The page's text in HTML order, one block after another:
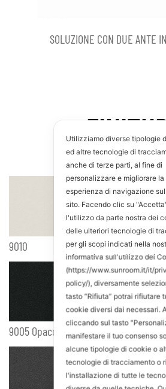
SOLUZIONE CON TRE ANTE
9010
9005 Opaco Grigio
Utilizziamo diverse tipologie
ed altre tecnologie di
anche di terze parti, al fine di
personalizzare e migliorare la
esperienza di navigazione
sito. Facendo clic su
l'utilizzo da parte nostra dei
delle ulteriori tecnologie di
per gli scopi indicati nella
informativa sull'utilizzo dei
(https://www.sunroom.it/it/
policy/), diversamente
tasto “Rifiuta” potrai rifiutare
cookie diversi dai necessari.
cliccando sul tasto
manifestare il tuo consenso
alcune tipologie di cookie o
tecnologie di tracciamento o
l'installazione di tutte le